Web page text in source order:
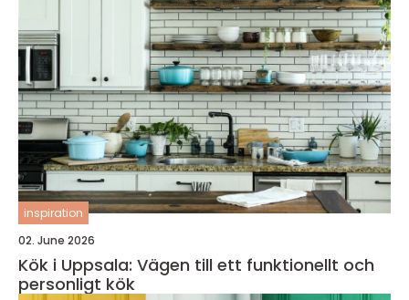
inspiration
02. June 2026
Kök i Uppsala: Vägen till ett funktionellt och
personligt kök